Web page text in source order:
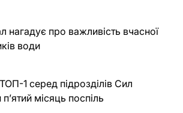
нагадує про важливість вчасної
води
1 серед підрозділів Сил
місяць поспіль